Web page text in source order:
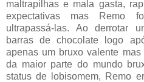
maltrapilhas e mala gasta,
expectativas mas Remo
ultrapassá-las. Ao derrotar
barras de chocolate logo
apenas um bruxo valente
da maior parte do mundo
status de lobisomem, Remo